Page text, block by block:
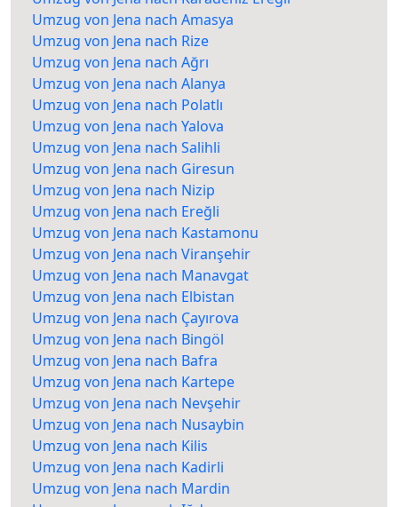
Umzug von Jena nach Amasya
Umzug von Jena nach Rize
Umzug von Jena nach Ağrı
Umzug von Jena nach Alanya
Umzug von Jena nach Polatlı
Umzug von Jena nach Yalova
Umzug von Jena nach Salihli
Umzug von Jena nach Giresun
Umzug von Jena nach Nizip
Umzug von Jena nach Ereğli
Umzug von Jena nach Kastamonu
Umzug von Jena nach Viranşehir
Umzug von Jena nach Manavgat
Umzug von Jena nach Elbistan
Umzug von Jena nach Çayırova
Umzug von Jena nach Bingöl
Umzug von Jena nach Bafra
Umzug von Jena nach Kartepe
Umzug von Jena nach Nevşehir
Umzug von Jena nach Nusaybin
Umzug von Jena nach Kilis
Umzug von Jena nach Kadirli
Umzug von Jena nach Mardin